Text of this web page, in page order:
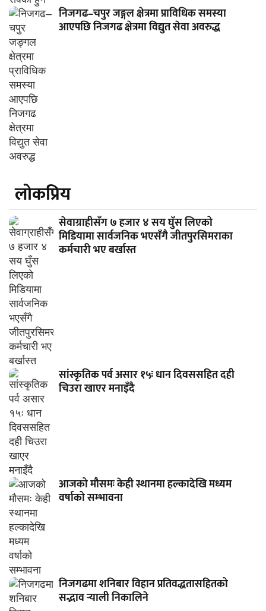
निजगढ–चपुर जङ्गल क्षेत्रमा प्राविधिक समस्या
आएपछि निजगढ क्षेत्रमा विद्युत सेवा अवरुद्ध
लाेकप्रिय
सेवाग्राहीसँग ७ हजार ४ सय घुँस लिएको
मिडियामा सार्वजनिक भएसँगै जीतपुरसिमराका
कर्मचारी भए बर्खास्त
सांस्कृतिक पर्व असार १५ः धान दिवससहित दही
चिउरा खाएर मनाइँदै
आजको मौसमः केही स्थानमा हल्कादेखि मध्यम
वर्षाको सम्भावना
निजगढमा शनिबार विहान प्रतिवद्धतासहितको
सद्भाव र्‍याली निकालिने